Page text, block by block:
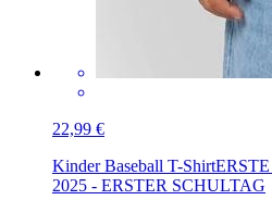
22,99 €
Kinder Baseball T-Shirt
2025 - ERSTER SCHULTAG